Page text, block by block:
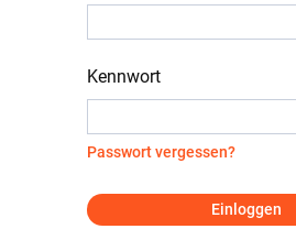
Kennwort
Passwort vergessen?
Einloggen